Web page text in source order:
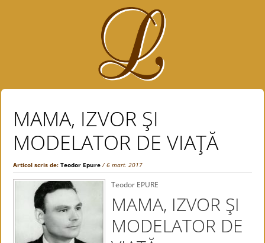
MAMA, IZVOR ŞI
MODELATOR DE VIAŢĂ
Articol scris de:Teodor Epure / 6 mart. 2017
Teodor EPURE
MAMA, IZVOR ŞI
MODELATOR DE